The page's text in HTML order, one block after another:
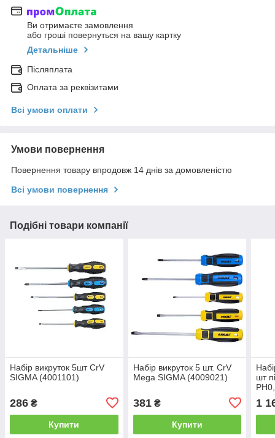
Ви отримаєте замовлення
або гроші повернуться на вашу картку
Детальніше
Післяплата
Оплата за реквізитами
Всі умови оплати
Умови повернення
Повернення товару впродовж 14 днів за домовленістю
Всі умови повернення
Подібні товари компанії
Набір викруток 5шт СrV
SIGMA (4001101)
286 ₴
Купити
Набір викруток 5 шт. CrV
Mega SIGMA (4009021)
381₴
Купити
шт
1